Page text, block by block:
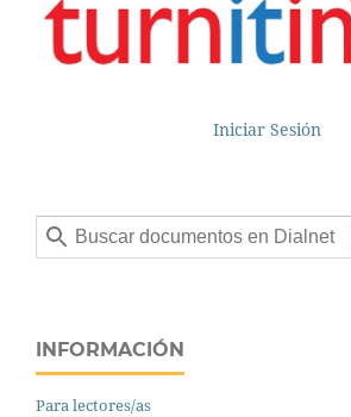
Iniciar Sesión
INFORMACIÓN
Para lectores/as